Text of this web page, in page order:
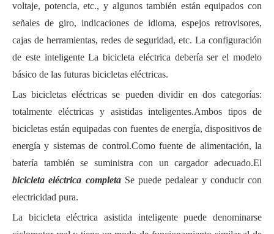
voltaje, potencia, etc., y algunos también están equipados con
señales de giro, indicaciones de idioma, espejos retrovisores,
cajas de herramientas, redes de seguridad, etc. La configuración
de este inteligente La bicicleta eléctrica debería ser el modelo
básico de las futuras bicicletas eléctricas.
Las bicicletas eléctricas se pueden dividir en dos categorías:
totalmente eléctricas y asistidas inteligentes.Ambos tipos de
bicicletas están equipadas con fuentes de energía, dispositivos de
energía y sistemas de control.Como fuente de alimentación, la
batería también se suministra con un cargador adecuado.El
bicicleta eléctrica completaSe puede pedalear y conducir con
electricidad pura.
La bicicleta eléctrica asistida inteligente puede denominarse